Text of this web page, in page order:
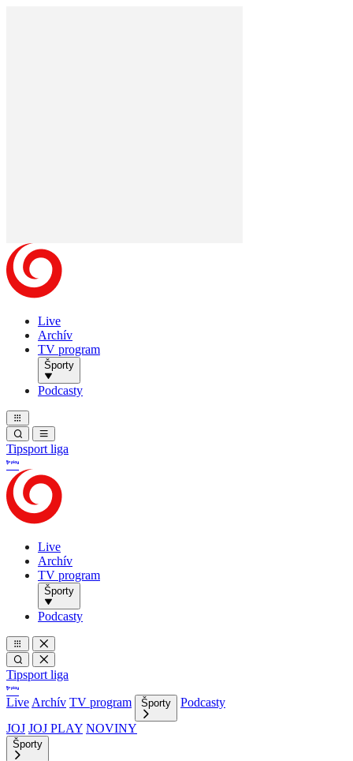
Live
Archív
TV program
Športy
Podcasty
Tipsport liga
Live
Archív
TV program
Športy
Podcasty
Tipsport liga
Live Archív TV program Športy
Podcasty
JOJ JOJ PLAY NOVINY
Športy